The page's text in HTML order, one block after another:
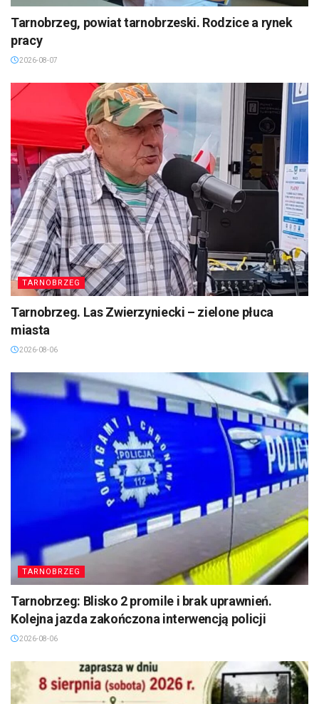
Tarnobrzeg, powiat tarnobrzeski. Rodzice a rynek
pracy
2026-08-07
TARNOBRZEG
Tarnobrzeg. Las Zwierzyniecki – zielone płuca
miasta
2026-08-06
TARNOBRZEG
Tarnobrzeg: Blisko 2 promile i brak uprawnień.
Kolejna jazda zakończona interwencją policji
2026-08-06